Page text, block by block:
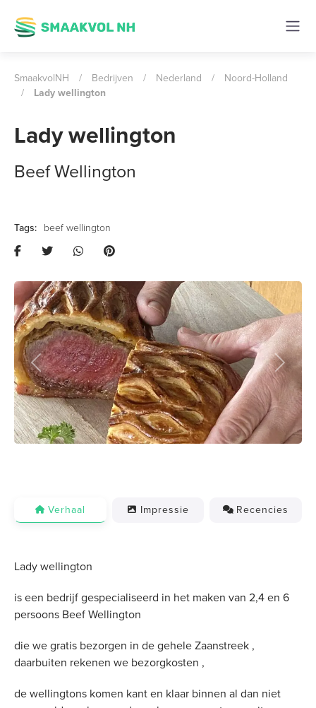
SmaakvolNH / Bedrijven / Nederland /
Noord-Holland
/
Lady wellington
Lady wellington
Beef Wellington
beef wellington
Previous Next
Verhaal Impressie Recencies
Lady wellington
is een bedrijf gespecialiseerd in het maken van 2,4 en 6
persoons Beef Wellington
die we gratis bezorgen in de gehele Zaanstreek ,
daarbuiten rekenen we bezorgkosten ,
de wellingtons komen kant en klaar binnen al dan niet